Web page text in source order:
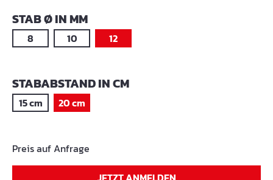
STAB Ø IN MMAUSWÄHLEN
8 10 12
STABABSTAND IN CMAUSWÄHLEN
15 cm 20 cm
Preis auf Anfrage